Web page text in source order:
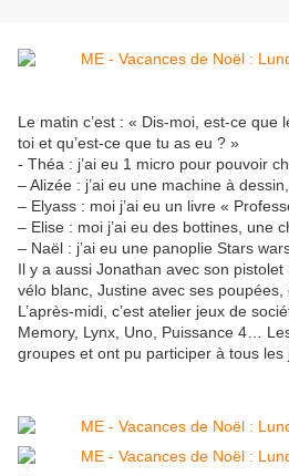
Le matin c’est : « Dis-moi, est-ce que
toi et qu’est-ce que tu as eu ? »
- Théa : j’ai eu 1 micro pour pouvoir
– Alizée : j’ai eu une machine à
– Elyass : moi j’ai eu un livre «
– Elise : moi j’ai eu des bottines, une
– Naël : j’ai eu une panoplie Stars
Il y a aussi Jonathan avec son pistolet
vélo blanc, Justine avec ses poupées,
L’après-midi, c’est atelier jeux de
Memory, Lynx, Uno, Puissance 4…
groupes et ont pu participer à tous les